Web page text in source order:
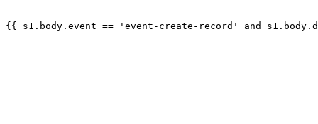
{{ s1.body.event == 'event-create-record' and